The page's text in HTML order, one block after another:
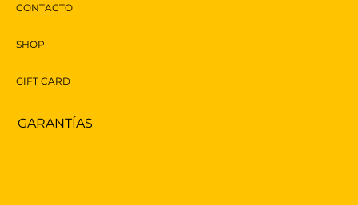
CONTACTO
SHOP
GIFT CARD
GARANTÍAS